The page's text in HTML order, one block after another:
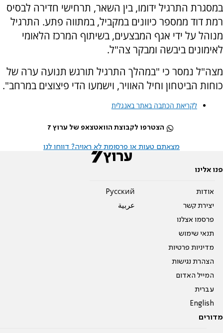
במסגרת התרגיל ידומו, בין השאר, תרחישי חדירה לבסיס
רמת דוד ממספר כיוונים במקביל, במתווה פתע. התרגיל
מנוהל על ידי אגף המבצעים, בשיתוף המרכז הלאומי
לאימונים ביבשה ומבקר צה"ל.
מצה"ל נמסר כי "במהלך התרגיל תורגש תנועה ערה של
כוחות הביטחון וחיל האוויר, וישמעו הדי פיצוצים במרחב".
לקריאת הכתבה באתר באנגלית
הצטרפו לקבוצת הוואטצאפ של ערוץ 7
מצאתם טעות או פרסומת לא ראויה? דווחו לנו
פנו אלינו
אודות
יצירת קשר
פרסמו אצלנו
תנאי שימוש
מדיניות פרטיות
הצהרת נגישות
המייל האדום
עברית
English
Pусский
عربية
מדורים